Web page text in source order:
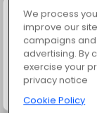
Trollface Quest:
We process
improve our
campaigns
advertising. By
exercise your
privacy notice
Cookie Policy